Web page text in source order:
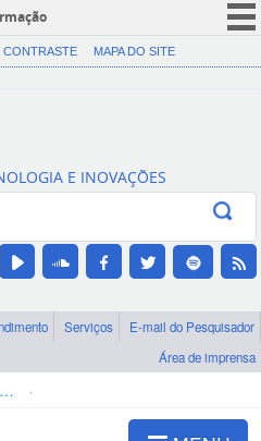
CORONAVÍRUS (COVID-19)
Canais
CONTRASTE MAPA DO SITE
E INOVAÇÕES
Serviços
E-mail do Pesquisador
Área de imprensa
Bolsas e Auxílios Vigentes